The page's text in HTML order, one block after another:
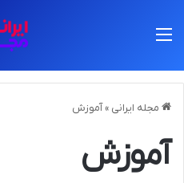
مجله ایرانی » آموزش
آموزش